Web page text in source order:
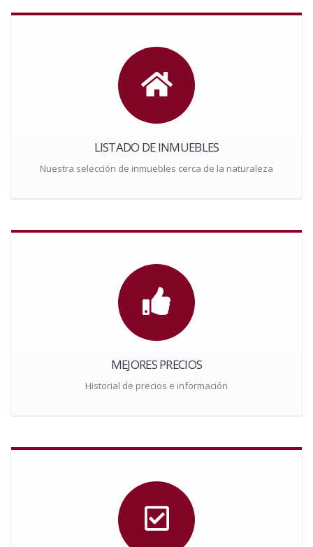
LISTADO DE INMUEBLES
Nuestra selección de inmuebles cerca de la naturaleza
MEJORES PRECIOS
Historial de precios e información